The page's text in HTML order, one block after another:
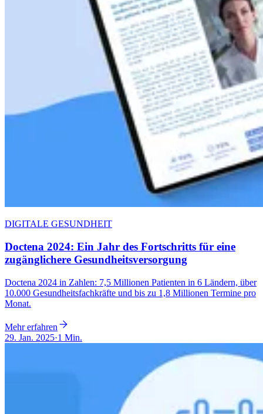
DIGITALE GESUNDHEIT
Doctena 2024: Ein Jahr des Fortschritts für eine
zugänglichere Gesundheitsversorgung
Doctena 2024 in Zahlen: 7,5 Millionen Patienten in 6 Ländern, über
10.000 Gesundheitsfachkräfte und bis zu 1,8 Millionen Termine pro
Monat.
Mehr erfahren
29. Jan. 2025·1 Min.